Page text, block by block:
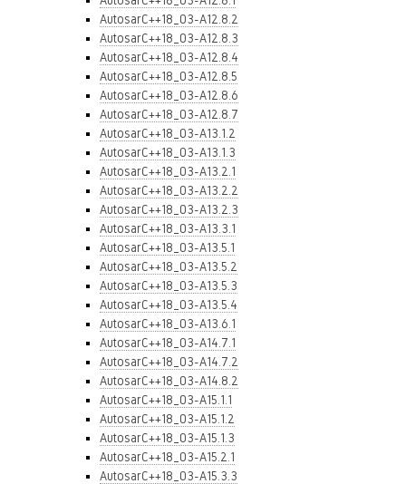
AutosarC++18_03-A12.8.2
AutosarC++18_03-A12.8.3
AutosarC++18_03-A12.8.4
AutosarC++18_03-A12.8.5
AutosarC++18_03-A12.8.6
AutosarC++18_03-A12.8.7
AutosarC++18_03-A13.1.2
AutosarC++18_03-A13.1.3
AutosarC++18_03-A13.2.1
AutosarC++18_03-A13.2.2
AutosarC++18_03-A13.2.3
AutosarC++18_03-A13.3.1
AutosarC++18_03-A13.5.1
AutosarC++18_03-A13.5.2
AutosarC++18_03-A13.5.3
AutosarC++18_03-A13.5.4
AutosarC++18_03-A13.6.1
AutosarC++18_03-A14.7.1
AutosarC++18_03-A14.7.2
AutosarC++18_03-A14.8.2
AutosarC++18_03-A15.1.1
AutosarC++18_03-A15.1.2
AutosarC++18_03-A15.1.3
AutosarC++18_03-A15.2.1
AutosarC++18_03-A15.3.3